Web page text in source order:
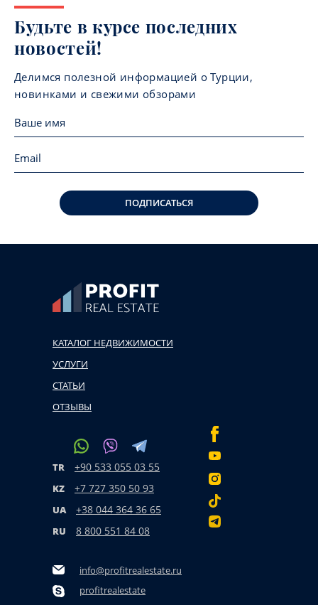
Будьте в курсе последних
новостей!
Делимся полезной информацией о Турции,
новинками и свежими обзорами
ПОДПИСАТЬСЯ
КАТАЛОГ НЕДВИЖИМОСТИ
УСЛУГИ
СТАТЬИ
ОТЗЫВЫ
TR +90 533 055 03 55
KZ +7 727 350 50 93
UA +38 044 364 36 65
RU 8 800 551 84 08
info@profitrealestate.ru
profitrealestate